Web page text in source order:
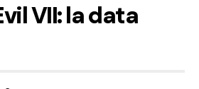
VII: la data